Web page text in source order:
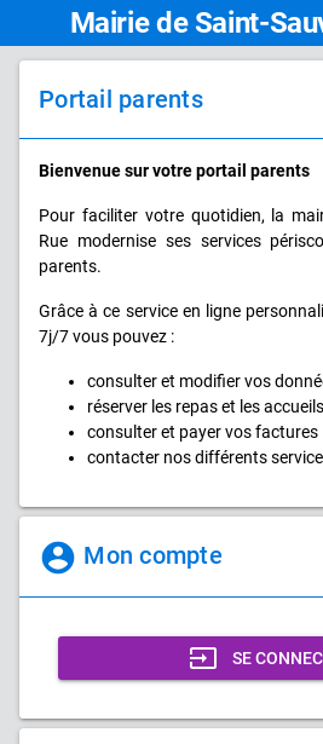
Mairie de Saint-
Portail parents
Bienvenue sur votre portail parents
Pour faciliter votre quotidien, la
Rue modernise ses services
parents.
Grâce à ce service en ligne
7j/7 vous pouvez :
consulter et modifier vos
réserver les repas et les
consulter et payer vos factures
contacter nos différents
account_circle Mon compte
input SE